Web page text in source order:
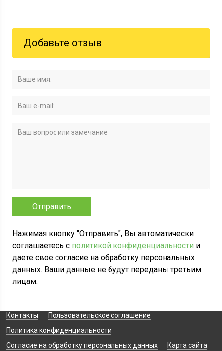
Добавьте отзыв
Нажимая кнопку "Отправить", Вы автоматически
соглашаетесь с политикой конфиденциальности и
даете свое согласие на обработку персональных
данных. Ваши данные не будут переданы третьим
лицам.
Контакты
Пользовательское соглашение
Политика конфиденциальности
Согласие на обработку персональных данных
Карта сайта